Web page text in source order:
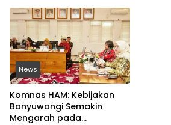
News
Komnas HAM: Kebijakan
Banyuwangi Semakin
Mengarah pada